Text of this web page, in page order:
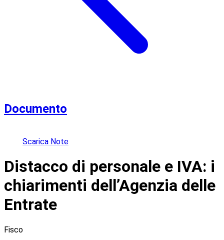
Documento
Scarica Note
Distacco di personale e IVA: i
chiarimenti dell’Agenzia delle
Entrate
Fisco